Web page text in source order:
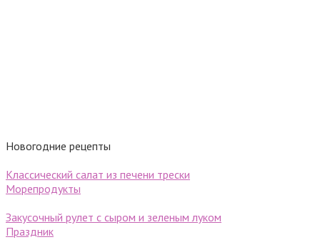
Новогодние рецепты
Классический салат из печени трески
Морепродукты
Закусочный рулет с сыром и зеленым луком
Праздник